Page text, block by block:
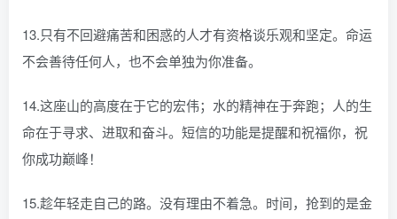
13.只有不回避痛苦和困惑的人才有资格谈乐观和坚定。命运
不会善待任何人，也不会单独为你准备。
14.这座山的高度在于它的宏伟；水的精神在于奔跑；人的生
命在于寻求、进取和奋斗。短信的功能是提醒和祝福你，祝
你成功巅峰！
15.趁年轻走自己的路。没有理由不着急。时间，抢到的是金